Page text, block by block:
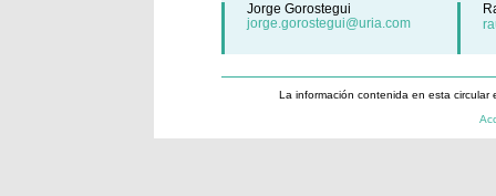
Jorge Gorostegui
jorge.gorostegui@uria.com
La información contenida en esta